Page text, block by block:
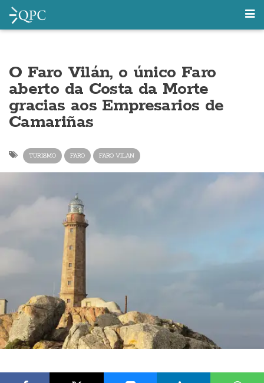
O Faro Vilán, o único Faro
aberto da Costa da Morte
gracias aos Empresarios de
Camariñas
TURISMO FARO FARO VILAN